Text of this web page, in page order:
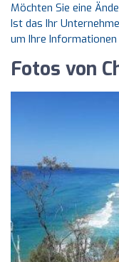
Möchten Sie eine
Ist das Ihr
um Ihre
Fotos von